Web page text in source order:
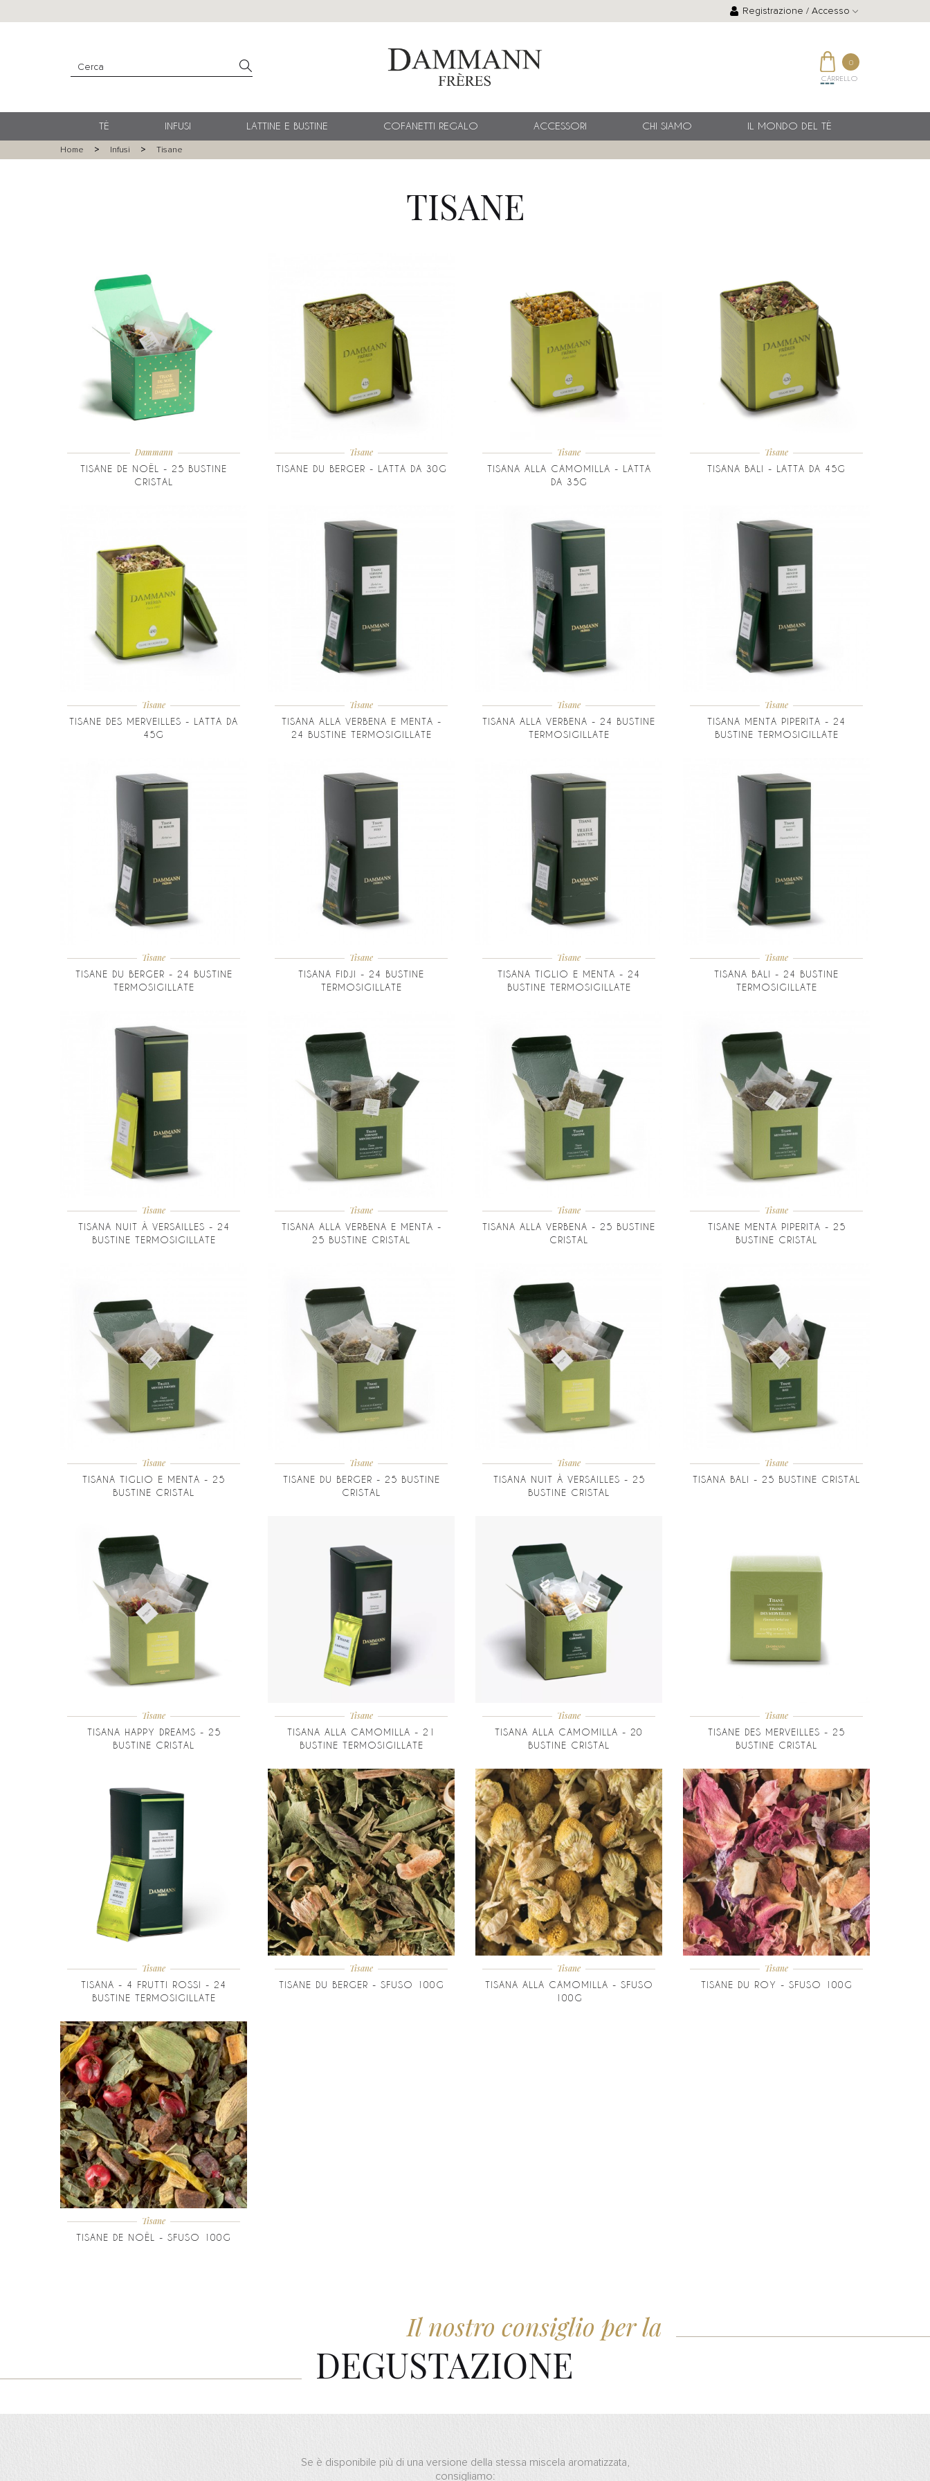
Registrazione / Accesso
0
CARRELLO
TÈ INFUSI LATTINE E BUSTINE COFANETTI REGALO ACCESSORI CHI SIAMO IL MONDO DEL TÈ
Home Infusi Tisane
TISANE
Dammann
TISANE DE NOËL - 25 BUSTINE
CRISTAL
Tisane
TISANE DU BERGER - LATTA DA 30G
Tisane
TISANA ALLA CAMOMILLA - LATTA
DA 35G
Tisane
TISANA BALI - LATTA DA 45G
Tisane
TISANE DES MERVEILLES - LATTA DA
45G
Tisane
TISANA ALLA VERBENA E MENTA -
24 BUSTINE TERMOSIGILLATE
Tisane
TISANA ALLA VERBENA - 24 BUSTINE
TERMOSIGILLATE
Tisane
TISANA MENTA PIPERITA - 24
BUSTINE TERMOSIGILLATE
Tisane
TISANE DU BERGER - 24 BUSTINE
TERMOSIGILLATE
Tisane
TISANA FIDJI - 24 BUSTINE
TERMOSIGILLATE
Tisane
TISANA TIGLIO E MENTA - 24
BUSTINE TERMOSIGILLATE
Tisane
TISANA BALI - 24 BUSTINE
TERMOSIGILLATE
Tisane
TISANA NUIT À VERSAILLES - 24
BUSTINE TERMOSIGILLATE
Tisane
TISANA ALLA VERBENA E MENTA -
25 BUSTINE CRISTAL
Tisane
TISANA ALLA VERBENA - 25 BUSTINE
CRISTAL
Tisane
TISANE MENTA PIPERITA - 25
BUSTINE CRISTAL
Tisane
TISANA TIGLIO E MENTA - 25
BUSTINE CRISTAL
Tisane
TISANE DU BERGER - 25 BUSTINE
CRISTAL
Tisane
TISANA NUIT À VERSAILLES - 25
BUSTINE CRISTAL
Tisane
TISANA BALI - 25 BUSTINE CRISTAL
Tisane
TISANA HAPPY DREAMS - 25
BUSTINE CRISTAL
Tisane
TISANA ALLA CAMOMILLA - 21
BUSTINE TERMOSIGILLATE
Tisane
TISANA ALLA CAMOMILLA - 20
BUSTINE CRISTAL
Tisane
TISANE DES MERVEILLES - 25
BUSTINE CRISTAL
Tisane
TISANA - 4 FRUTTI ROSSI - 24
BUSTINE TERMOSIGILLATE
Tisane
TISANE DU BERGER - SFUSO 100G
Tisane
TISANA ALLA CAMOMILLA - SFUSO
100G
Tisane
TISANE DU ROY - SFUSO 100G
Tisane
TISANE DE NOËL - SFUSO 100G
Il nostro consiglio per la
DEGUSTAZIONE
Se è disponibile più di una versione della stessa miscela aromatizzata,
consigliamo: